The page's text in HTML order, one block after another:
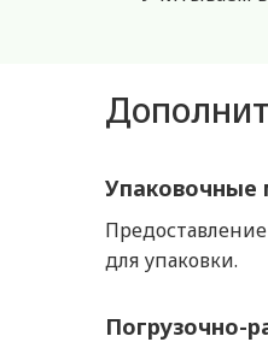
Упаковочные
для упаковки.
Погрузочно-